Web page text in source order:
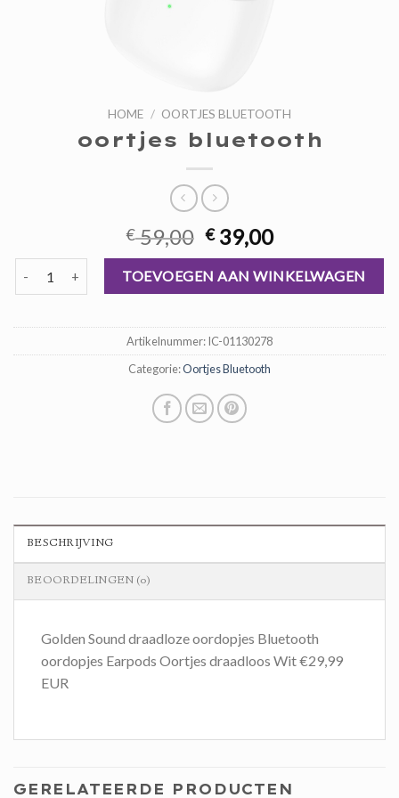
HOME / OORTJES BLUETOOTH
oortjes bluetooth
€59,00 Oorspronkelijke
prijs
was:
€ 59,00.
€39,00Huidige
prijs
is:
€ 39,00.
oortjes bluetooth aantalTOEVOEGEN AAN WINKELWAGEN
Artikelnummer:IC-01130278
Categorie:Oortjes Bluetooth
BESCHRIJVING
BEOORDELINGEN (0)
Golden Sound draadloze oordopjes Bluetooth
oordopjes Earpods Oortjes draadloos Wit €29,99
EUR
GERELATEERDE PRODUCTEN